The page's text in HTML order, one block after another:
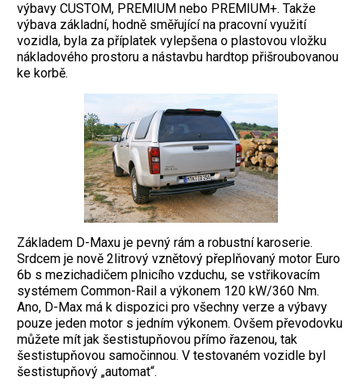
výbavy CUSTOM, PREMIUM nebo PREMIUM+. Takže
výbava základní, hodně směřující na pracovní využití
vozidla, byla za příplatek vylepšena o plastovou vložku
nákladového prostoru a nástavbu hardtop přišroubovanou
ke korbě.
Základem D-Maxu je pevný rám a robustní karoserie.
Srdcem je nově 2litrový vznětový přeplňovaný motor Euro
6b s mezichadičem plnicího vzduchu, se vstřikovacím
systémem Common-Rail a výkonem 120 kW/360 Nm.
Ano, D-Max má k dispozici pro všechny verze a výbavy
pouze jeden motor s jedním výkonem. Ovšem převodovku
můžete mít jak šestistupňovou přímo řazenou, tak
šestistupňovou samočinnou. V testovaném vozidle byl
šestistupňový „automat“.